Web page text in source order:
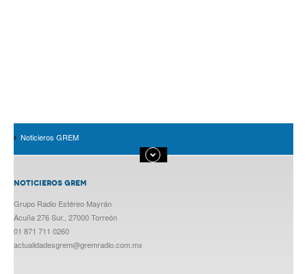
Noticieros GREM
NOTICIEROS GREM
Grupo Radio Estéreo Mayrán
Acuña 276 Sur., 27000 Torreón
01 871 711 0260
actualidadesgrem@gremradio.com.mx